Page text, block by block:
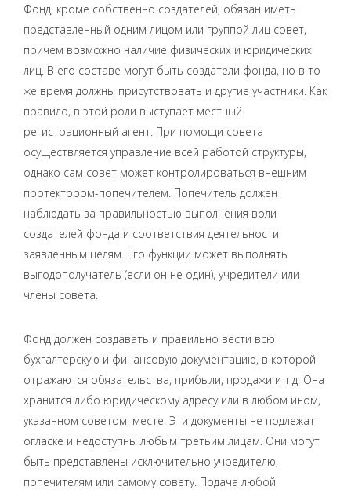
Фонд, кроме собственно создателей, обязан иметь
представленный одним лицом или группой лиц совет,
причем возможно наличие физических и юридических
лиц. В его составе могут быть создатели фонда, но в то
же время должны присутствовать и другие участники. Как
правило, в этой роли выступает местный
регистрационный агент. При помощи совета
осуществляется управление всей работой структуры,
однако сам совет может контролироваться внешним
протектором-попечителем. Попечитель должен
наблюдать за правильностью выполнения воли
создателей фонда и соответствия деятельности
заявленным целям. Его функции может выполнять
выгодополучатель (если он не один), учредители или
члены совета.
Фонд должен создавать и правильно вести всю
бухгалтерскую и финансовую документацию, в которой
отражаются обязательства, прибыли, продажи и т.д. Она
хранится либо юридическому адресу или в любом ином,
указанном советом, месте. Эти документы не подлежат
огласке и недоступны любым третьим лицам. Они могут
быть представлены исключительно учредителю,
попечителям или самому совету. Подача любой